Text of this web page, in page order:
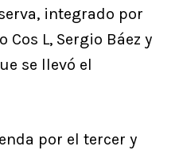
integrado por
Cos L, Sergio Báez y
se llevó el
por el tercer y